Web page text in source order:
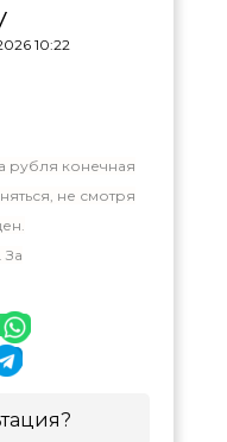
10:22
рубля конечная
не смотря
За